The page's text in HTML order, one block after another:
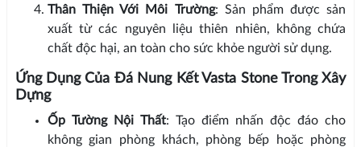
Thân Thiện Với Môi Trường: Sản phẩm được sản
xuất từ các nguyên liệu thiên nhiên, không chứa
chất độc hại, an toàn cho sức khỏe người sử dụng.
Ứng Dụng Của Đá Nung Kết Vasta Stone Trong Xây
Dựng
Ốp Tường Nội Thất: Tạo điểm nhấn độc đáo cho
không gian phòng khách, phòng bếp hoặc phòng